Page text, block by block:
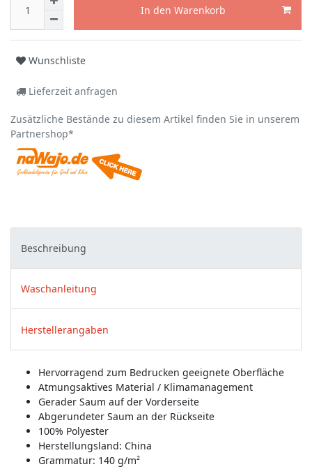
In den Warenkorb
Wunschliste
Lieferzeit anfragen
Zusätzliche Bestände zu diesem Artikel finden Sie in unserem
Partnershop*
Beschreibung
Waschanleitung
Herstellerangaben
Hervorragend zum Bedrucken geeignete Oberfläche
Atmungsaktives Material / Klimamanagement
Gerader Saum auf der Vorderseite
Abgerundeter Saum an der Rückseite
100% Polyester
Herstellungsland: China
Grammatur: 140 g/m²